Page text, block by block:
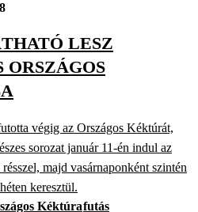
LESZ
végig az Országos Kéktúrát,
sorozat január 11-én indul az
majd vasárnaponként szintén
keresztül.
Kéktúrafutás